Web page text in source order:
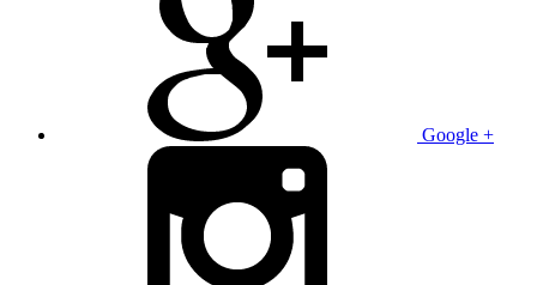
Google +